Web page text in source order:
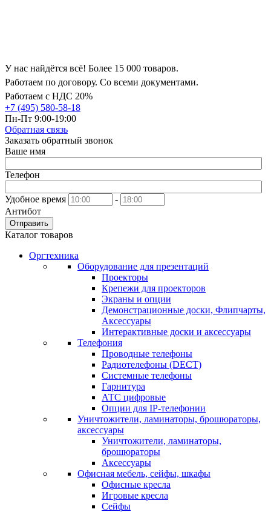
У нас найдётся всё! Более 15 000 товаров.
Работаем по договору. Со всеми документами.
Работаем с НДС 20%
+7 (495) 580-58-18
Пн-Пт 9:00-19:00
Обратная связь
Заказать обратный звонок
Ваше имя
Телефон
Удобное время
-
Антибот
Отправить
Каталог товаров
Оргтехника
Оборудование для презентаций
Проекторы
Крепежи для проекторов
Экраны и опции
Демонстрационные доски, Флипчарты,
Аксессуары
Интерактивные доски и аксессуары
Телефония
Проводные телефоны
Радиотелефоны (DECT)
Системные телефоны
Гарнитура
АТС цифровые
Опции для IP-телефонии
Уничтожители, ламинаторы, брошюраторы,
аксессуары
Уничтожители, ламинаторы,
брошюраторы
Аксессуары
Офисная мебель, сейфы, шкафы
Офисные кресла
Игровые кресла
Сейфы